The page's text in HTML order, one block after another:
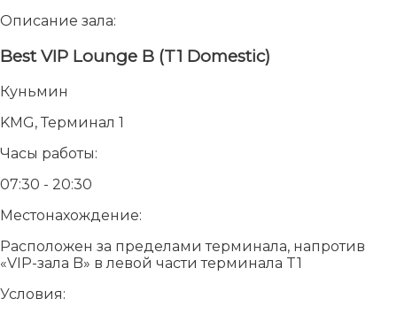
Описание зала:
Best VIP Lounge B (T1 Domestic)
Куньмин
KMG, Терминал 1
Часы работы:
07:30 - 20:30
Местонахождение:
Расположен за пределами терминала, напротив
«VIP-зала B» в левой части терминала T1
Условия: